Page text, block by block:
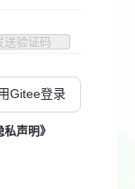
送验证码
Gitee登录
私声明》